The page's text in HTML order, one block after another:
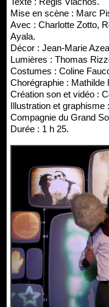
Mise en scène : Marc
Avec : Charlotte Zotto,
Ayala.
Décor : Jean-Marie
Lumières : Thomas
Costumes : Coline
Chorégraphie : Mathilde
Création son et vidéo :
Illustration et graphisme
Compagnie du Grand
Durée : 1 h 25.